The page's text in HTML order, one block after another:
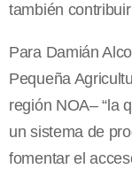
también
Para Damián
Pequeña
región NOA– “la
un sistema de
fomentar el